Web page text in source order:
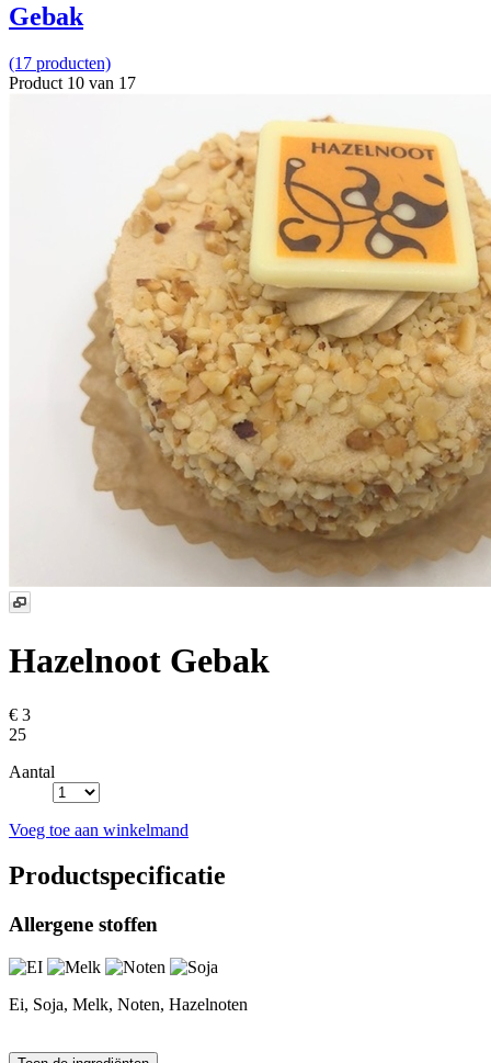
Gebak
(17 producten)
Product 10 van 17
Hazelnoot Gebak
€ 3
25
Aantal
Voeg toe aan winkelmand
Productspecificatie
Allergene stoffen
Ei, Soja, Melk, Noten, Hazelnoten